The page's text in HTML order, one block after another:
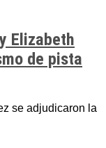
Elizabeth
de pista
se adjudicaron la